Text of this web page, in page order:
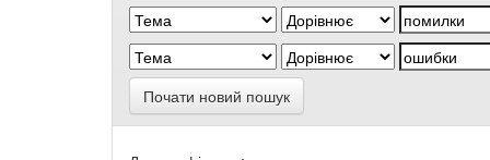
Почати новий пошук